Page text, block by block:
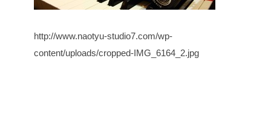
http://www.naotyu-studio7.com/wp-
content/uploads/cropped-IMG_6164_2.jpg